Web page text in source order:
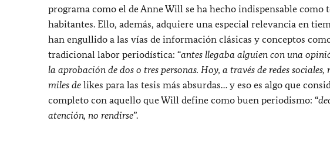
programa como el de Anne Will se ha hecho indispensable
habitantes. Ello, además, adquiere una especial relevancia en
han engullido a las vías de información clásicas y conceptos
tradicional labor periodística: “antes llegaba alguien con una
la aprobación de dos o tres personas. Hoy, a través de redes
miles de likes para las tesis más absurdas… y eso es algo que
completo con aquello que Will define como buen periodismo: “
atención, no rendirse”.